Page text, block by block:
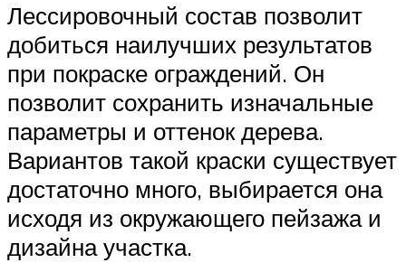
Лессировочный состав позволит
добиться наилучших результатов
при покраске ограждений. Он
позволит сохранить изначальные
параметры и оттенок дерева.
Вариантов такой краски существует
достаточно много, выбирается она
исходя из окружающего пейзажа и
дизайна участка.